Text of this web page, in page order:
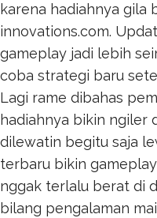
karena hadiahnya gila
innovations.com.
gameplay jadi lebih
coba strategi baru
Lagi rame dibahas
hadiahnya bikin ngiler
dilewatin begitu saja
terbaru bikin
nggak terlalu berat di
bilang pengalaman